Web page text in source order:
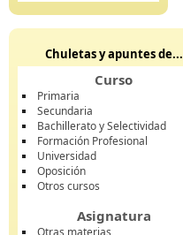
Chuletas y apuntes de...
Curso
Primaria
Secundaria
Bachillerato y Selectividad
Formación Profesional
Universidad
Oposición
Otros cursos
Asignatura
Otras materias